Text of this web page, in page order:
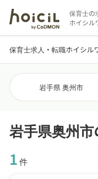
保育士の
ホイシル
保育士求人・転職ホイシル
岩手県 奥州市
岩手県奥州
1 件